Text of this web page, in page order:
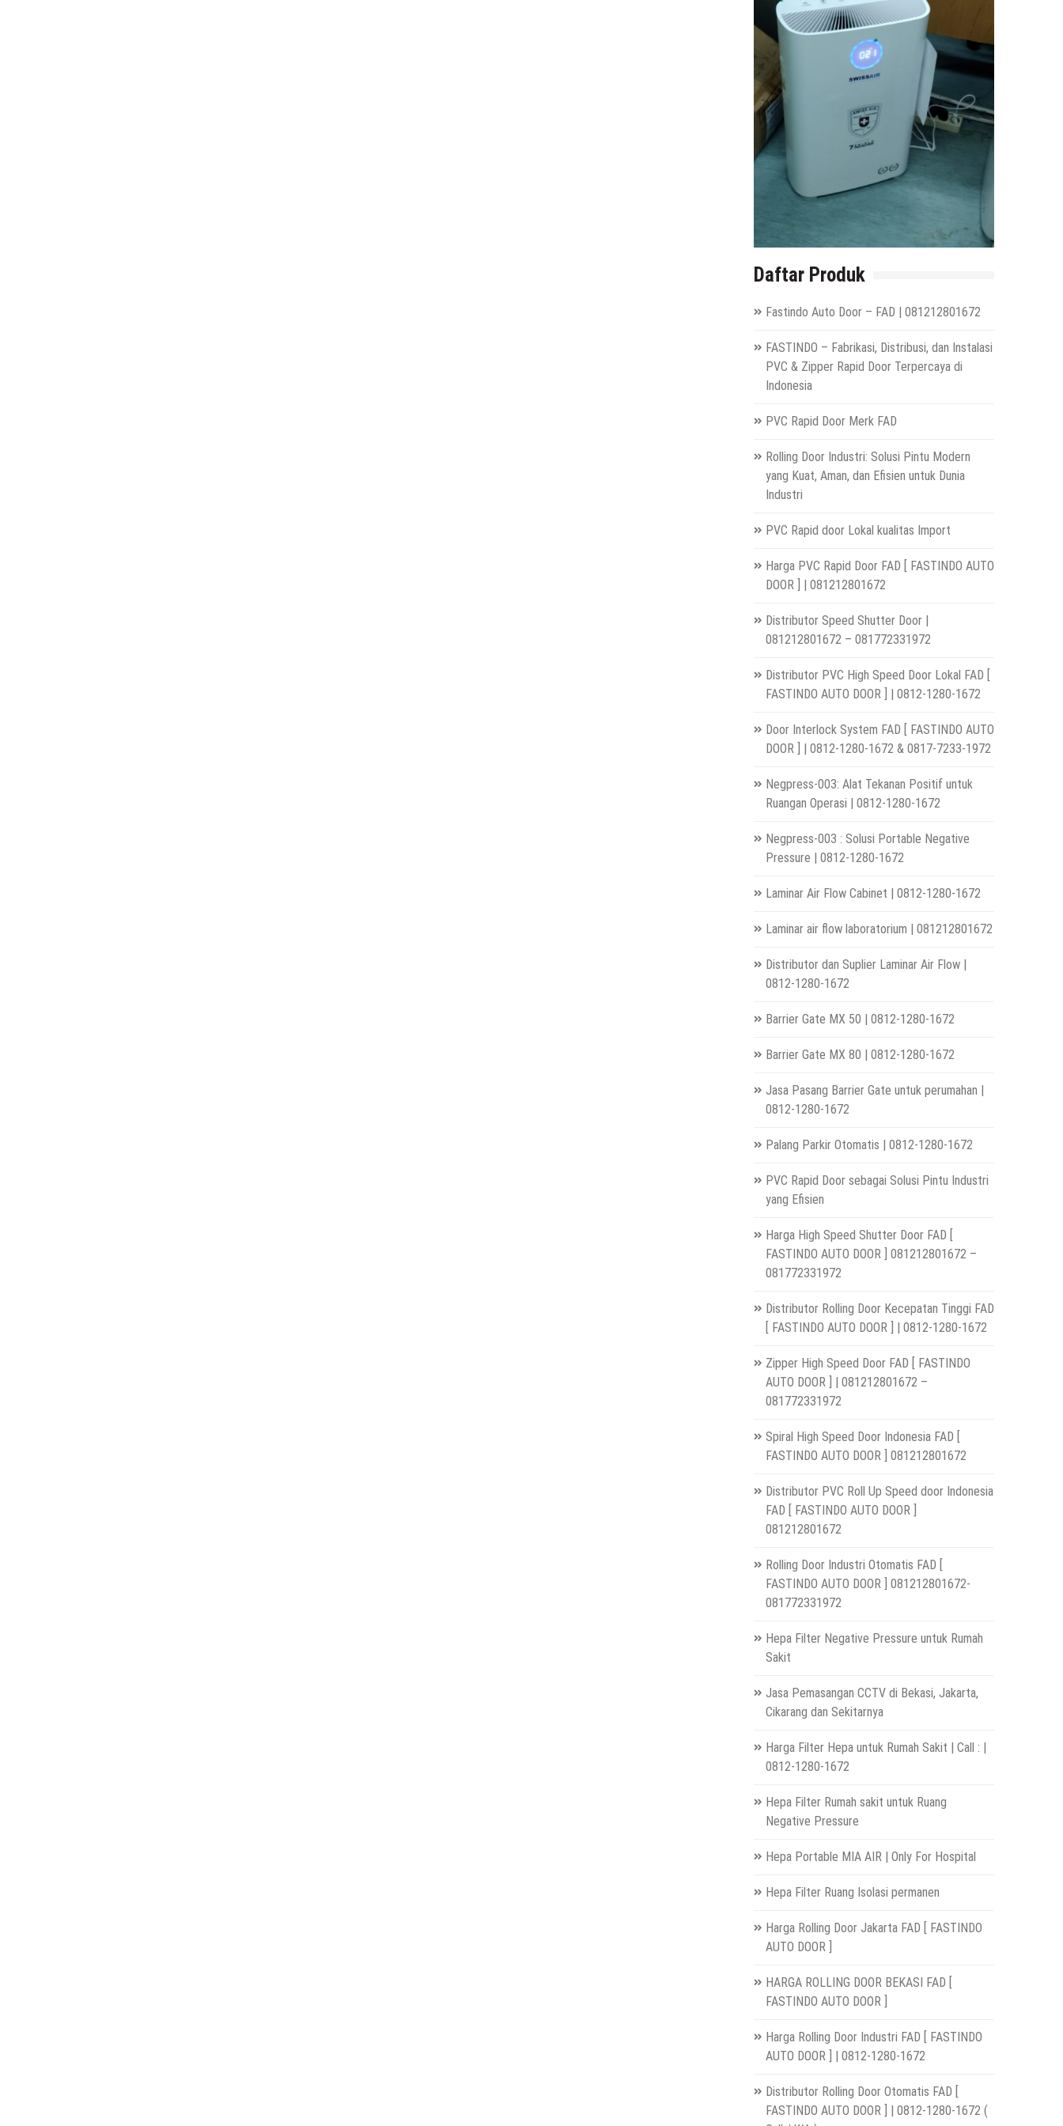
Daftar Produk
Fastindo Auto Door – FAD | 081212801672
FASTINDO – Fabrikasi, Distribusi, dan Instalasi
PVC & Zipper Rapid Door Terpercaya di
Indonesia
PVC Rapid Door Merk FAD
Rolling Door Industri: Solusi Pintu Modern
yang Kuat, Aman, dan Efisien untuk Dunia
Industri
PVC Rapid door Lokal kualitas Import
Harga PVC Rapid Door FAD [ FASTINDO AUTO
DOOR ] | 081212801672
Distributor Speed Shutter Door |
081212801672 – 081772331972
Distributor PVC High Speed Door Lokal FAD [
FASTINDO AUTO DOOR ] | 0812-1280-1672
Door Interlock System FAD [ FASTINDO AUTO
DOOR ] | 0812-1280-1672 & 0817-7233-1972
Negpress-003: Alat Tekanan Positif untuk
Ruangan Operasi | 0812-1280-1672
Negpress-003 : Solusi Portable Negative
Pressure | 0812-1280-1672
Laminar Air Flow Cabinet | 0812-1280-1672
Laminar air flow laboratorium | 081212801672
Distributor dan Suplier Laminar Air Flow |
0812-1280-1672
Barrier Gate MX 50 | 0812-1280-1672
Barrier Gate MX 80 | 0812-1280-1672
Jasa Pasang Barrier Gate untuk perumahan |
0812-1280-1672
Palang Parkir Otomatis | 0812-1280-1672
PVC Rapid Door sebagai Solusi Pintu Industri
yang Efisien
Harga High Speed Shutter Door FAD [
FASTINDO AUTO DOOR ] 081212801672 –
081772331972
Distributor Rolling Door Kecepatan Tinggi FAD
[ FASTINDO AUTO DOOR ] | 0812-1280-1672
Zipper High Speed Door FAD [ FASTINDO
AUTO DOOR ] | 081212801672 –
081772331972
Spiral High Speed Door Indonesia FAD [
FASTINDO AUTO DOOR ] 081212801672
Distributor PVC Roll Up Speed door Indonesia
FAD [ FASTINDO AUTO DOOR ]
081212801672
Rolling Door Industri Otomatis FAD [
FASTINDO AUTO DOOR ] 081212801672-
081772331972
Hepa Filter Negative Pressure untuk Rumah
Sakit
Jasa Pemasangan CCTV di Bekasi, Jakarta,
Cikarang dan Sekitarnya
Harga Filter Hepa untuk Rumah Sakit | Call : |
0812-1280-1672
Hepa Filter Rumah sakit untuk Ruang
Negative Pressure
Hepa Portable MIA AIR | Only For Hospital
Hepa Filter Ruang Isolasi permanen
Harga Rolling Door Jakarta FAD [ FASTINDO
AUTO DOOR ]
HARGA ROLLING DOOR BEKASI FAD [
FASTINDO AUTO DOOR ]
Harga Rolling Door Industri FAD [ FASTINDO
AUTO DOOR ] | 0812-1280-1672
Distributor Rolling Door Otomatis FAD [
FASTINDO AUTO DOOR ] | 0812-1280-1672 (